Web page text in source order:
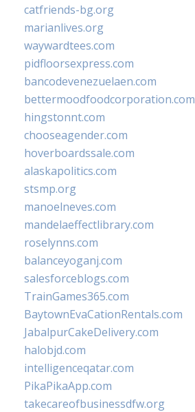
catfriends-bg.org
marianlives.org
waywardtees.com
pidfloorsexpress.com
bancodevenezuelaen.com
bettermoodfoodcorporation.com
hingstonnt.com
chooseagender.com
hoverboardssale.com
alaskapolitics.com
stsmp.org
manoelneves.com
mandelaeffectlibrary.com
roselynns.com
balanceyoganj.com
salesforceblogs.com
TrainGames365.com
BaytownEvaCationRentals.com
JabalpurCakeDelivery.com
halobjd.com
intelligenceqatar.com
PikaPikaApp.com
takecareofbusinessdfw.org